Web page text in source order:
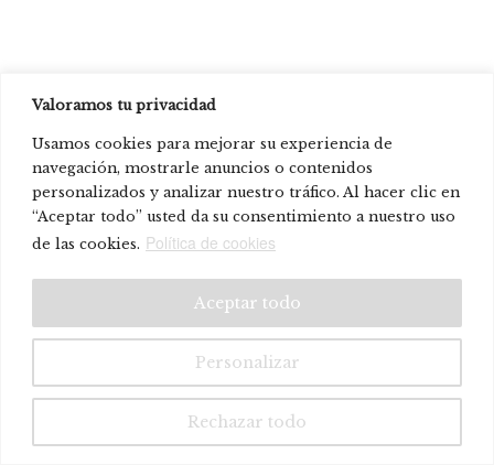
Valoramos tu privacidad
Usamos cookies para mejorar su experiencia de
navegación, mostrarle anuncios o contenidos
personalizados y analizar nuestro tráfico. Al hacer clic en
“Aceptar todo” usted da su consentimiento a nuestro uso
de las cookies. Política de cookies
Personalizar
Rechazar todo
Aceptar todo